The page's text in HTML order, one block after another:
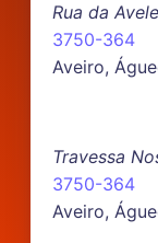
Rua da
3750-364
Aveiro,
Travessa
3750-364
Aveiro,